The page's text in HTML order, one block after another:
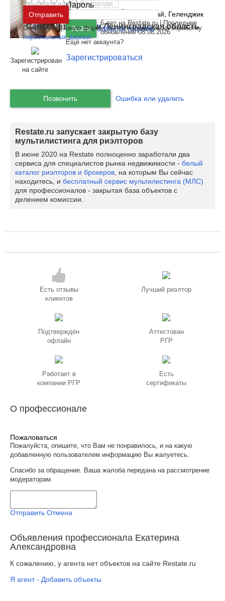
Москва и
Московская область
Санкт-Петербург иЛенинградская область
Пароль
Войти Забыли пароль
Ещё нет аккаунта?
Зарегистрироваться
Зарегистрирован
на сайте
Краснодарский край, Геленджик
1071
6 лет на Restate.ru | Последнее
обновление 08.08.2026
Позвонить Ошибка или удалить
Restate.ru запускает закрытую базу
мультилистинга для риэлторов
В июне 2020 на Restate полноценно заработали два
сервиса для специалистов рынка недвижимости - белый
каталог риэлторов и брокеров , на которым Вы сейчас
находитесь, и бесплатный сервис мультилистинга (МЛС)
для профессионалов - закрытая база объектов с
делением комиссии.
Есть отзывы
клиентов
Лучший риэлтор
Подтверждён
офлайн
Аттестован
РГР
Работает в
компании РГР
Есть
сертификаты
О профессионале
Пожаловаться
Пожалуйста, опишите, что Вам не понравилось, и на какую
добавленную пользователем информацию Вы жалуетесь.
Спасибо за обращение. Ваша жалоба передана на рассмотрение
модераторам.
Отправить Отмена
Объявления профессионала Екатерина
Александровна
К сожалению, у агента нет объектов на сайте Restate.ru
Я агент - Добавить объекты
Отправить
Отправляя данную форму, вы соглашаетесь на обработку
персональных данных